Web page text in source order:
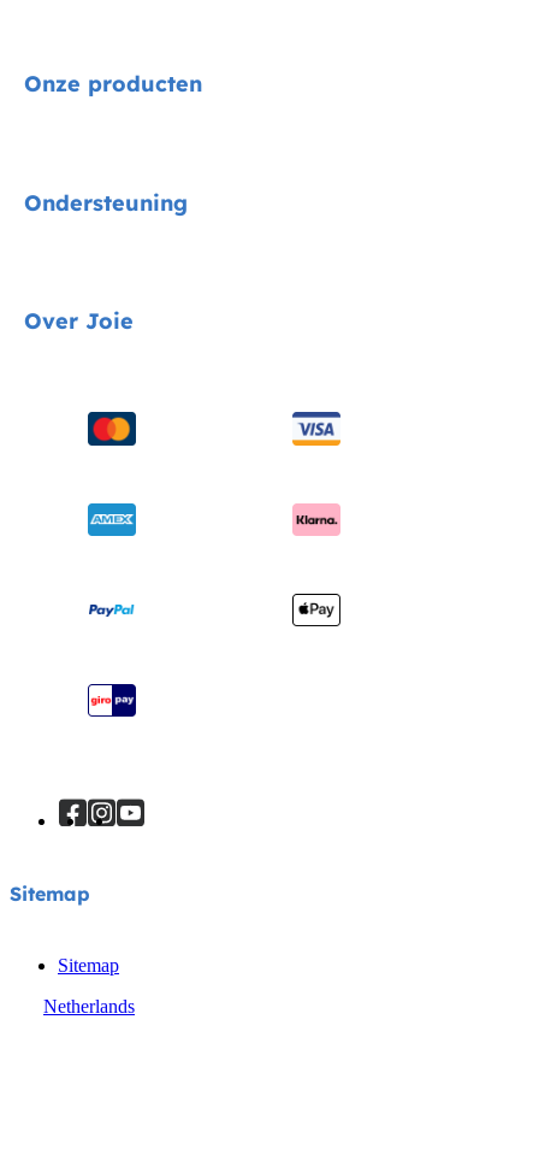
Onze producten
Kinderstoelen
Wiegen & ledikanten
Ondersteuning
Productondersteuning
Compatibele producten
Garantie
Sitemap
Over Joie
Over ons
Onderscheidingen
Je product registreren
Sitemap
Sitemap
Netherlands